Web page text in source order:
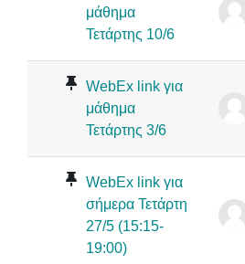
μάθημα
Τετάρτης 10/6
WebEx link για
μάθημα
Τετάρτης 3/6
WebEx link για
σήμερα Τετάρτη
27/5 (15:15-
19:00)